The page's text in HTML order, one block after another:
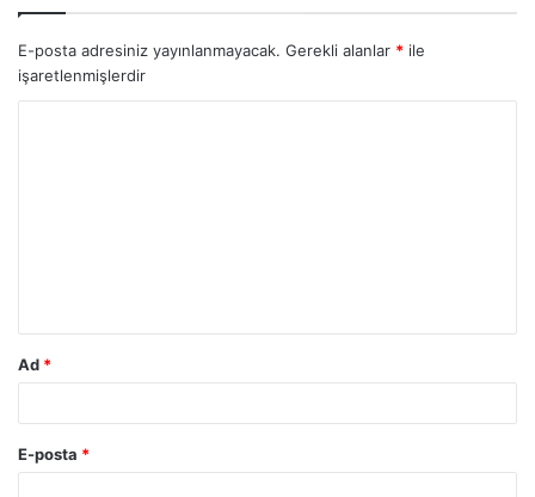
E-posta adresiniz yayınlanmayacak. Gerekli alanlar * ile
işaretlenmişlerdir
Ad *
E-posta *